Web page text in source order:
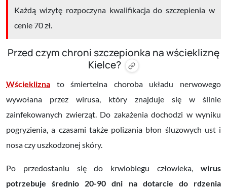
Każdą wizytę rozpoczyna kwalifikacja do szczepienia w
cenie 70 zł.
Przed czym chroni szczepionka na wściekliznę
Kielce?
Wścieklizna
to śmiertelna choroba układu nerwowego
wywołana przez wirusa, który znajduje się w ślinie
zainfekowanych zwierząt. Do zakażenia dochodzi w wyniku
pogryzienia, a czasami także polizania błon śluzowych ust i
nosa czy uszkodzonej skóry.
Po przedostaniu się do krwiobiegu człowieka, wirus
potrzebuje średnio 20-90 dni na dotarcie do rdzenia